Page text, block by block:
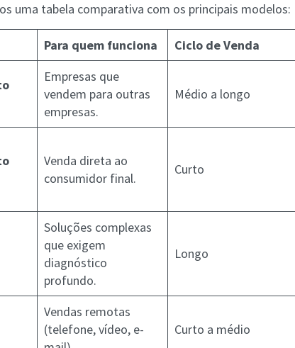
uma tabela comparativa com os principais modelos:
Para quem funciona Ciclo de Venda
Empresas que
vendem para outras
empresas.
Médio a longo
Venda direta ao
consumidor final.
Curto
Soluções complexas
que exigem
diagnóstico
profundo.
Longo
Vendas remotas
(telefone, vídeo, e-
Curto a médio